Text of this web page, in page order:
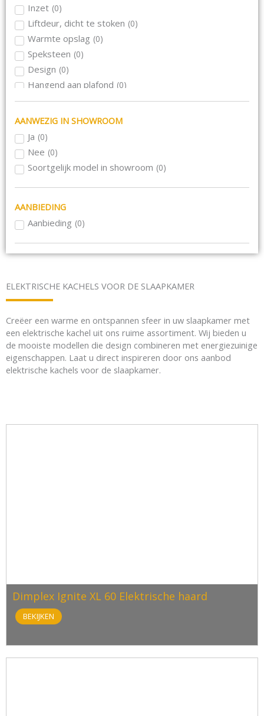
Inzet (0)
Liftdeur, dicht te stoken (0)
Warmte opslag (0)
Speksteen (0)
Design (0)
Hangend aan plafond (0)
Hangend aan muur (0)
Rond (0 )
)
Tunnel (doorkijk)
Horizontaal (0
Haardmeubels (0)
Plateaus (0)
Draaideur
Schouw combinatie (0)
Speksteen en warmte opslag (0)
Optimale automatische verbranding (0 )
AANWEZIG IN SHOWROOM
Ja (0)
Nee (0)
Soortgelijk model in showroom (0)
AANBIEDING
Aanbieding (0)
ELEKTRISCHE KACHELS VOOR DE SLAAPKAMER
Creëer een warme en ontspannen sfeer in uw slaapkamer met
een elektrische kachel uit ons ruime assortiment. Wij bieden u
de mooiste modellen die design combineren met energiezuinige
eigenschappen. Laat u direct inspireren door ons aanbod
elektrische kachels voor de slaapkamer.
Dimplex Ignite XL 60 Elektrische haard
BEKIJKEN